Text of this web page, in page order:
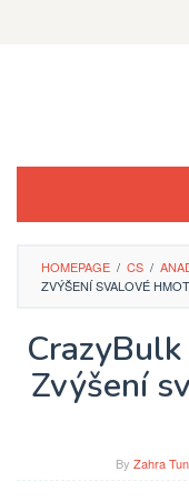
HOMEPAGE / CS /
ZVÝŠENÍ SVALOVÉ
Zvýšení
By Zahra